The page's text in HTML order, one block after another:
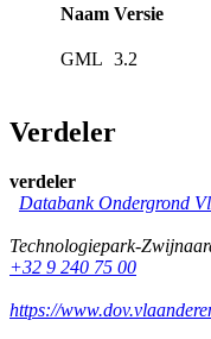
Naam Versie
GML 3.2
Verdeler
verdeler
Databank Ondergrond
Technologiepark-
+32 9 240 75 00
https://